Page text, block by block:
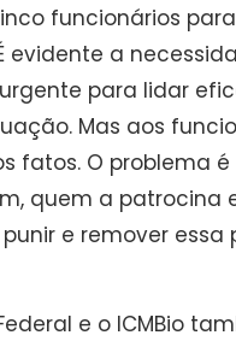
funcionários
evidente a
para lidar
Mas aos
fatos. O problema
quem a patrocina
punir e remover
e o ICMBio